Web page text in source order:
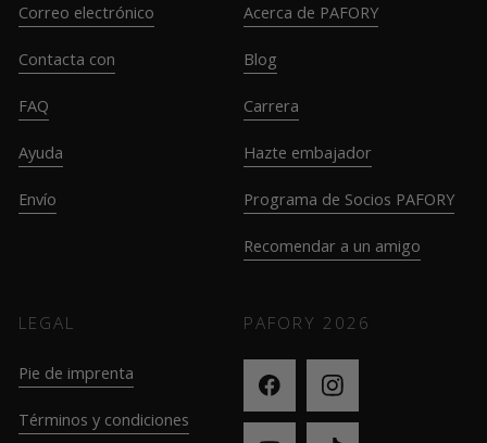
Correo electrónico
Contacta con
FAQ
Ayuda
Envío
Acerca de PAFORY
Blog
Carrera
Hazte embajador
Programa de Socios PAFORY
Recomendar a un amigo
LEGAL
Pie de imprenta
Términos y condiciones
PAFORY 2026